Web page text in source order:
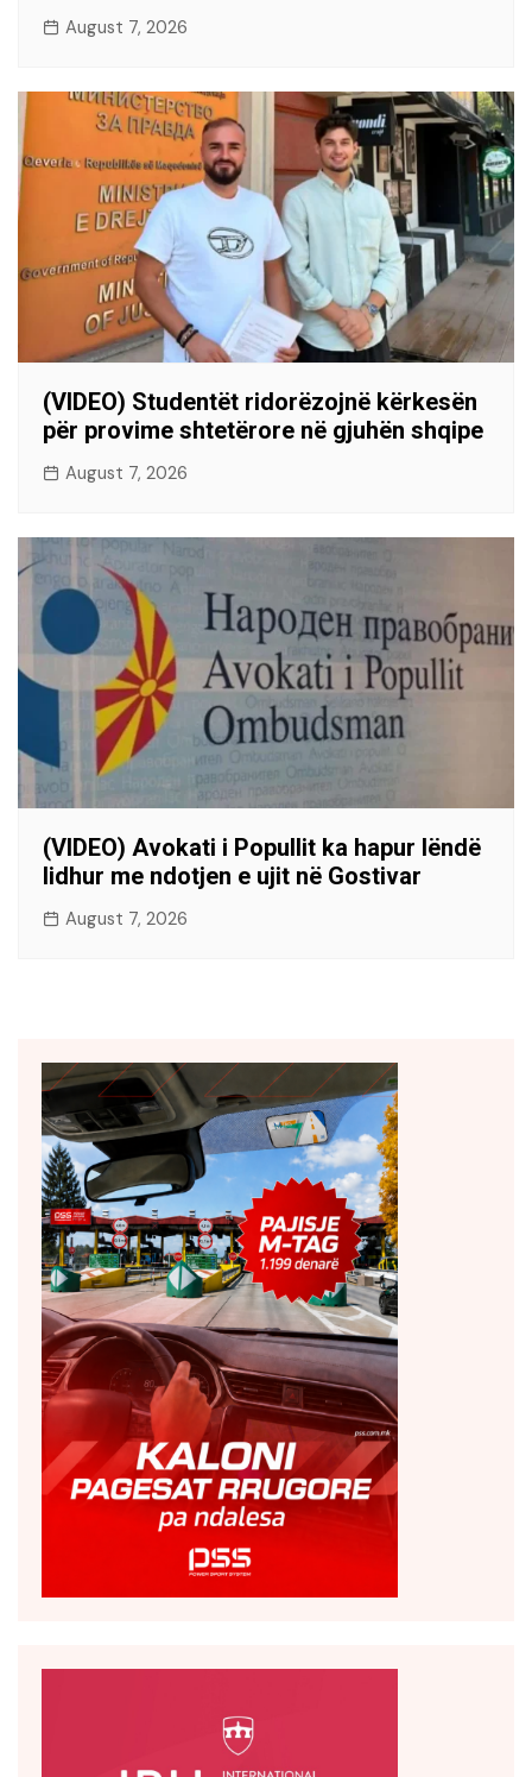
August 7, 2026
(VIDEO) Studentët ridorëzojnë kërkesën
për provime shtetërore në gjuhën shqipe
August 7, 2026
(VIDEO) Avokati i Popullit ka hapur lëndë
lidhur me ndotjen e ujit në Gostivar
August 7, 2026